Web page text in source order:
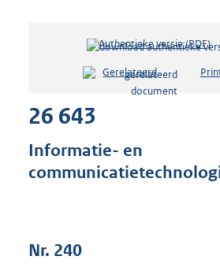
Authentieke versie (PDF)b
s
g
Gerelateerd
26 643
Informatie- en
Nr. 240